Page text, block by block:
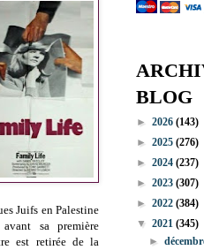
Juifs en Palestine
sa première
est retirée de la
BLOG
► 2026 (143)
► 2025 (276)
► 2024 (237)
► 2023 (307)
► 2022 (384)
▼ 2021 (345)
►